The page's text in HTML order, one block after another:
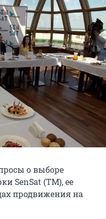
о выборе
SenSat (ТМ), ее
продвижения на